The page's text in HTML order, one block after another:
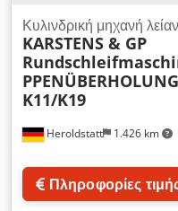
Heroldstatt 1.426 km
Κυλινδρική μηχανή
KARSTENS & GP
K11/K19
Πληροφορίες